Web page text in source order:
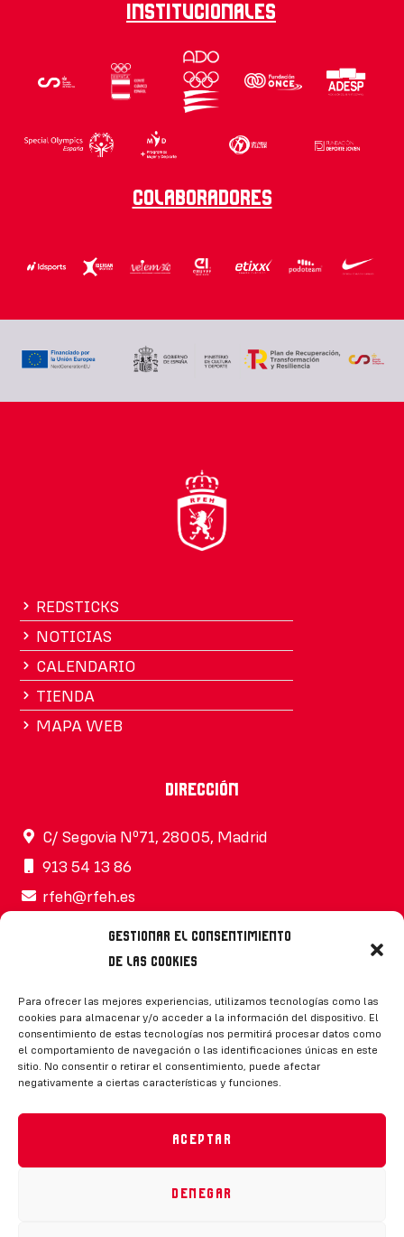
Gestionar el consentimiento
de las cookies
Para ofrecer las mejores experiencias, utilizamos tecnologías como las
cookies para almacenar y/o acceder a la información del dispositivo. El
consentimiento de estas tecnologías nos permitirá procesar datos como
el comportamiento de navegación o las identificaciones únicas en este
sitio. No consentir o retirar el consentimiento, puede afectar
negativamente a ciertas características y funciones.
Aceptar
Denegar
Institucionales
Colaboradores
REDSTICKS
NOTICIAS
CALENDARIO
TIENDA
MAPA WEB
Dirección
C/ Segovia Nº71, 28005, Madrid
913 54 13 86
rfeh@rfeh.es
Síguenos